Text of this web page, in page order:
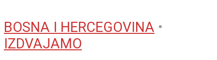
BOSNA I HERCEGOVINA •
IZDVAJAMO